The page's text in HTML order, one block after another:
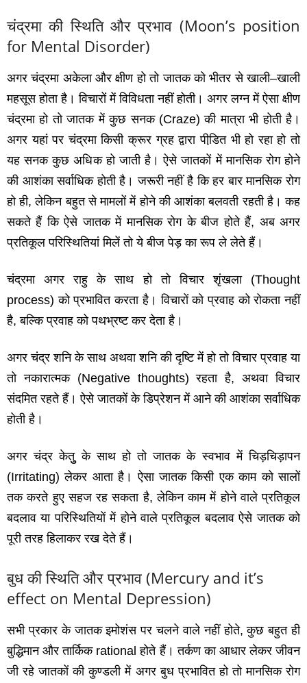
चंद्रमा की स्थिति और प्रभाव (Moon’s position
for Mental Disorder)
अगर चंद्रमा अकेला और क्षीण हो तो जातक को भीतर से खाली–खाली
महसूस होता है। विचारों में विविधता नहीं होती। अगर लग्‍न में ऐसा क्षीण
चंद्रमा हो तो जातक में कुछ सनक (Craze)की मात्रा भी होती है।
अगर यहां पर चंद्रमा किसी क्रूर ग्रह द्वारा पीडि़त भी हो रहा हो तो
यह सनक कुछ अधिक हो जाती है। ऐसे जातकों में मानसिक रोग होने
की आशंका सर्वाधिक होती है। जरूरी नहीं है कि हर बार मानसिक रोग
हो ही,लेकिन बहुत से मामलों में होने की आशंका बलवती रहती है। कह
सकते हैं कि ऐसे जातक में मानसिक रोग के बीज होते हैं, अब अगर
प्रतिकूल परिस्थितियां मिलें तो ये बीज पेड़ का रूप ले लेते हैं।
चंद्रमा अगर राहु के साथ हो तो विचार शृंखला (Thought
process)को प्रभावित करता है। विचारों को प्रवाह को रोकता नहीं
है,बल्कि प्रवाह को पथभ्रष्‍ट कर देता है।
अगर चंद्र शनि के साथ अथवा शनि की दृष्टि में हो तो विचार प्रवाह या
तो नकारात्‍मक (Negative thoughts)रहता है,अथवा विचार
संदमित रहते हैं। ऐसे जातकों के डिप्रेशन में आने की आशंका सर्वाधिक
होती है।
अगर चंद्र केतुु के साथ हो तो जातक के स्‍वभाव में चिड़चिड़ापन
(Irritating)लेकर आता है। ऐसा जातक किसी एक काम को सालों
तक करते हुए सहज रह सकता है,लेकिन काम में होने वाले प्रतिकूल
बदलाव या परिस्थितियों में होने वाले प्रतिकूल बदलाव ऐसे जातक को
पूरी तरह हिलाकर रख देते हैं।
बुध की स्थिति और प्रभाव (Mercury and it’s
effect on Mental Depression)
सभी प्रकार के जातक इमोशंस पर चलने वाले नहीं होते,कुछ बहुत ही
बुद्धिमान और तार्किक rationalहोते हैं। तर्कण का आधार लेकर जीवन
जी रहे जातकों की कुण्‍डली में अगर बुध प्रभावित हो तो मानसिक रोग